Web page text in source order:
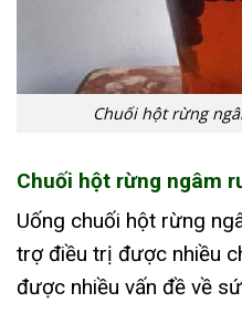
Chuối hột rừng
Chuối hột rừng ngâm
Uống chuối hột rừng
trợ điều trị được nhiều
được nhiều vấn đề về